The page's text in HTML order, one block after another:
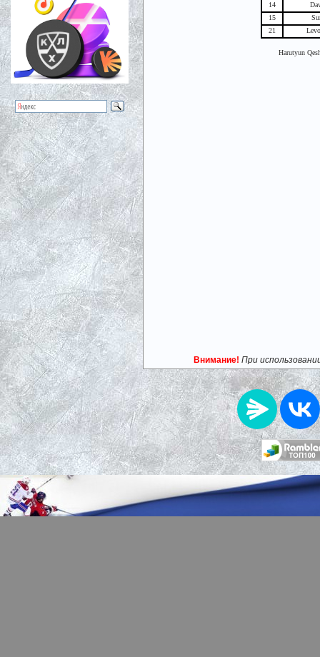
14
15
21
Harutyun
Внимание! При